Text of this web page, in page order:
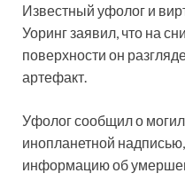
Известный уфолог и
Уоринг заявил, что на
поверхности он
артефакт.
Уфолог сообщил о
инопланетной
информацию об